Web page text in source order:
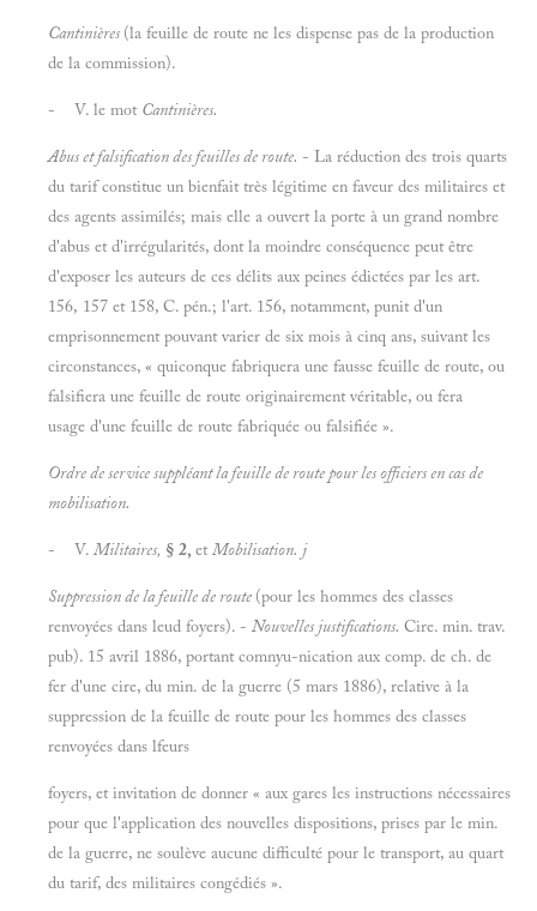
Cantinières (la feuille de route ne les dispense pas de la production
de la commission).
- V. le mot Cantinières.
Abus et falsification des feuilles de route. - La réduction des trois quarts
du tarif constitue un bienfait très légitime en faveur des militaires et
des agents assimilés; mais elle a ouvert la porte à un grand nombre
d'abus et d'irrégularités, dont la moindre conséquence peut être
d'exposer les auteurs de ces délits aux peines édictées par les art.
156, 157 et 158, C. pén.; l'art. 156, notamment, punit d'un
emprisonnement pouvant varier de six mois à cinq ans, suivant les
circonstances, « quiconque fabriquera une fausse feuille de route, ou
falsifiera une feuille de route originairement véritable, ou fera
usage d'une feuille de route fabriquée ou falsifiée ».
Ordre de service suppléant la feuille de route pour les officiers en cas de
mobilisation.
- V. Militaires, § 2, etMobilisation. j
Suppression de la feuille de route (pour les hommes des classes
renvoyées dans leud foyers). - Nouvelles justifications. Cire. min. trav.
pub). 15 avril 1886, portant comnyu-nication aux comp. de ch. de
fer d'une cire, du min. de la guerre (5 mars 1886), relative à la
suppression de la feuille de route pour les hommes des classes
renvoyées dans lfeurs
foyers, et invitation de donner « aux gares les instructions nécessaires
pour que l'application des nouvelles dispositions, prises par le min.
de la guerre, ne soulève aucune difficulté pour le transport, au quart
du tarif, des militaires congédiés ».